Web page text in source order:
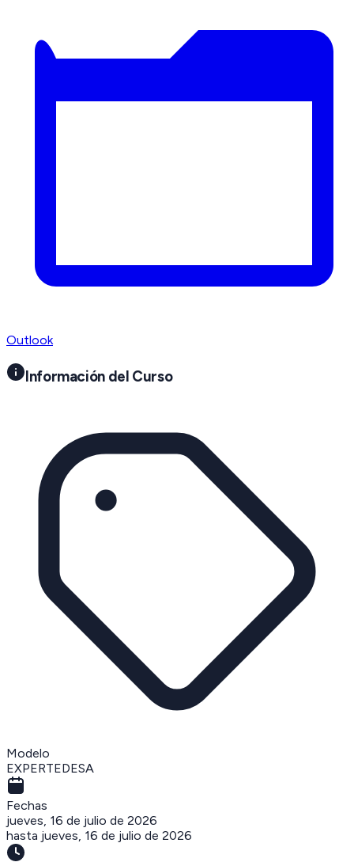
Outlook
Información del Curso
Modelo
EXPERTEDESA
Fechas
jueves, 16 de julio de 2026
hasta jueves, 16 de julio de 2026